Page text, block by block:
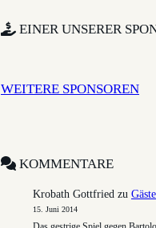
EINER UNSERER
WEITERE SPONSOREN
KOMMENTARE
Krobath Gottfried zu
15. Juni 2014